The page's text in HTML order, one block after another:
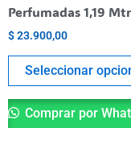
Perfumadas 1,19
$23.900,00
Seleccionar
Comprar por